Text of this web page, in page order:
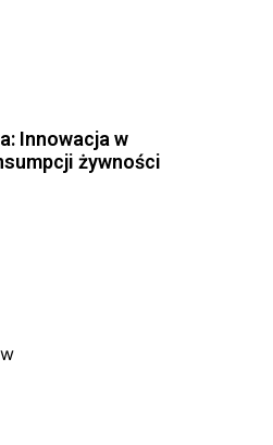
Innowacja w
żywności